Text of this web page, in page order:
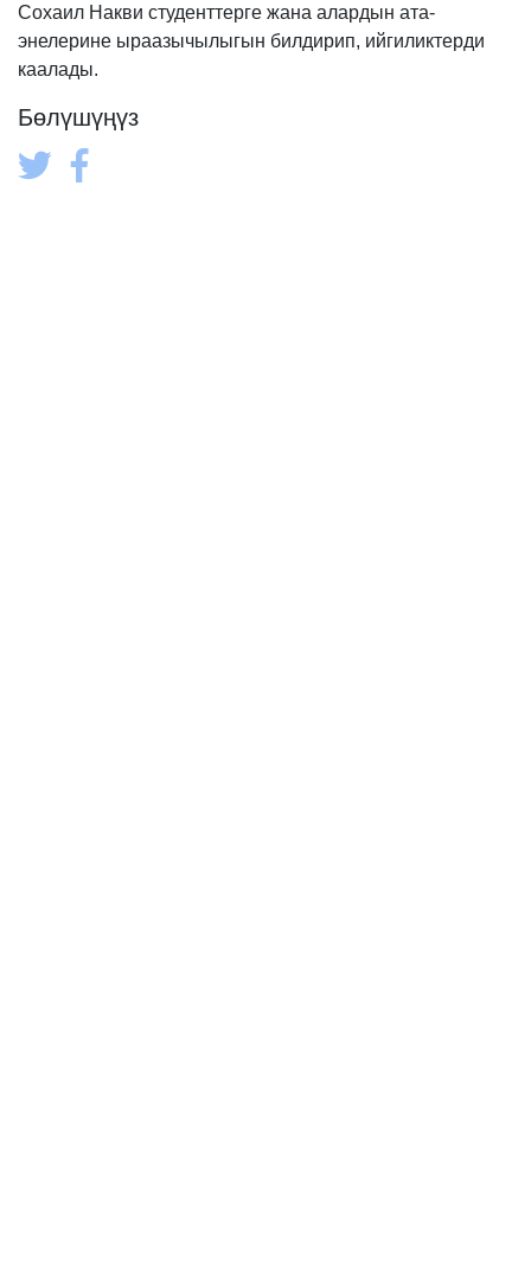
Сохаил Накви студенттерге жана алардын ата-
энелерине ыраазычылыгын билдирип, ийгиликтерди
каалады.
Бөлүшүңүз